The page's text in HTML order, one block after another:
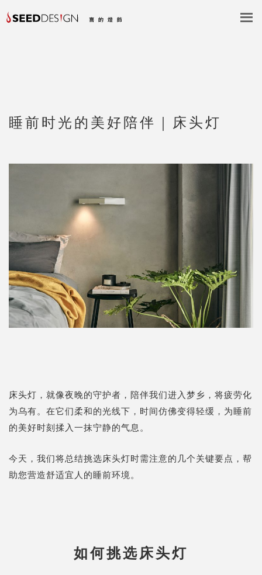
睡前时光的美好陪伴｜床头灯
床头灯，就像夜晚的守护者，陪伴我们进入梦乡，将疲劳化
为乌有。在它们柔和的光线下，时间仿佛变得轻缓，为睡前
的美好时刻揉入一抹宁静的气息。
今天，我们将总结挑选床头灯时需注意的几个关键要点，帮
助您营造舒适宜人的睡前环境。
如何挑选床头灯